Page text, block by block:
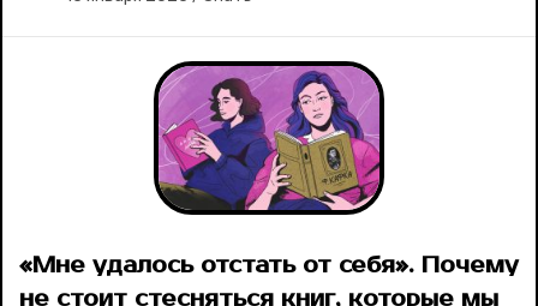
«Мне удалось отстать от себя». Почему
не стоит стесняться книг, которые мы